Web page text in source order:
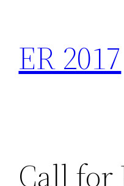
contenido
ER 2017
Call for